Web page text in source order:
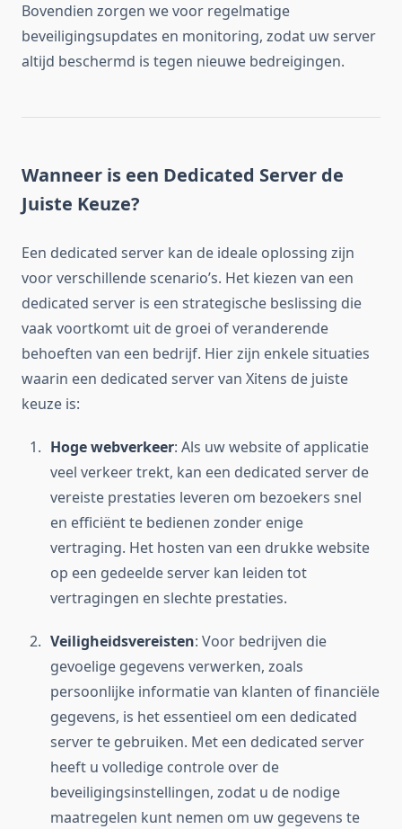
Bovendien zorgen we voor regelmatige
beveiligingsupdates en monitoring, zodat uw server
altijd beschermd is tegen nieuwe bedreigingen.
Wanneer is een Dedicated Server de
Juiste Keuze?
Een dedicated server kan de ideale oplossing zijn
voor verschillende scenario’s. Het kiezen van een
dedicated server is een strategische beslissing die
vaak voortkomt uit de groei of veranderende
behoeften van een bedrijf. Hier zijn enkele situaties
waarin een dedicated server van Xitens de juiste
keuze is:
Hoge webverkeer: Als uw website of applicatie
veel verkeer trekt, kan een dedicated server de
vereiste prestaties leveren om bezoekers snel
en efficiënt te bedienen zonder enige
vertraging. Het hosten van een drukke website
op een gedeelde server kan leiden tot
vertragingen en slechte prestaties.
Veiligheidsvereisten: Voor bedrijven die
gevoelige gegevens verwerken, zoals
persoonlijke informatie van klanten of financiële
gegevens, is het essentieel om een dedicated
server te gebruiken. Met een dedicated server
heeft u volledige controle over de
beveiligingsinstellingen, zodat u de nodige
maatregelen kunt nemen om uw gegevens te